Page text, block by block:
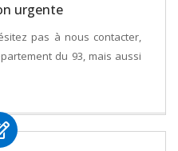
urgente
pas à nous contacter,
du 93, mais aussi